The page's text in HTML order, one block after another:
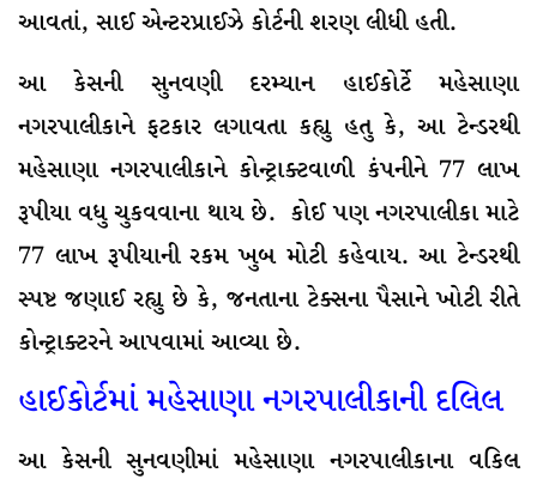
આવતાં, સાઈ એન્ટરપ્રાઈઝે કોર્ટની શરણ લીધી હતી.
આ કેસની સુનવણી દરમ્યાન હાઈકોર્ટે મહેસાણા
નગરપાલીકાને ફટકાર લગાવતા કહ્યુ હતુ કે, આ ટેન્ડરથી
મહેસાણા નગરપાલીકાને કોન્ટ્રાક્ટવાળી કંપનીને 77 લાખ
રૂપીયા વધુ ચુકવવાના થાય છે. કોઈ પણ નગરપાલીકા માટે
77 લાખ રૂપીયાની રકમ ખુબ મોટી કહેવાય. આ ટેન્ડરથી
સ્પષ્ટ જણાઈ રહ્યુ છે કે, જનતાના ટેક્સના પૈસાને ખોટી રીતે
કોન્ટ્રાક્ટરને આપવામાં આવ્યા છે.
હાઈકોર્ટમાં મહેસાણા નગરપાલીકાની દલિલ
આ કેસની સુનવણીમાં મહેસાણા નગરપાલીકાના વકિલ